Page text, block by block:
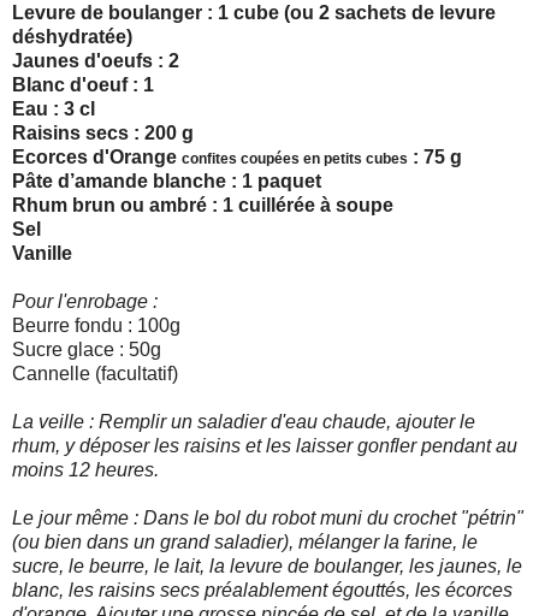
Levure de boulanger : 1 cube (ou 2 sachets de levure
déshydratée)
Jaunes d'oeufs : 2
Blanc d'oeuf : 1
Eau : 3 cl
Raisins secs : 200 g
Ecorces d'Orange confites coupées en petits cubes : 75 g
Pâte d’amande blanche : 1 paquet
Rhum brun ou ambré : 1 cuillérée à soupe
Sel
Vanille
Pour l'enrobage :
Beurre fondu : 100g
Sucre glace : 50g
Cannelle (facultatif)
La veille : Remplir un saladier d'eau chaude, ajouter le
rhum, y déposer les raisins et les laisser gonfler pendant au
moins 12 heures.
Le jour même : Dans le bol du robot muni du crochet "pétrin"
(ou bien dans un grand saladier), mélanger la farine, le
sucre, le beurre, le lait, la levure de boulanger, les jaunes, le
blanc, les raisins secs préalablement égouttés, les écorces